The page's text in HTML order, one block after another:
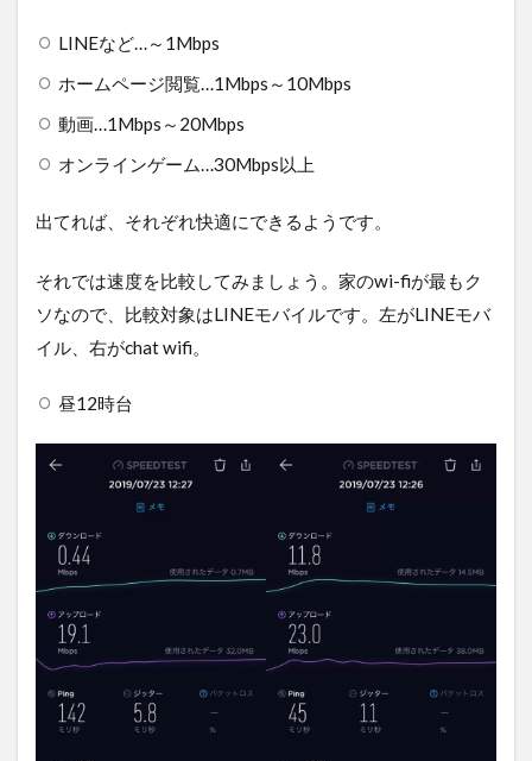
LINEなど…～1Mbps
ホームページ閲覧…1Mbps～10Mbps
動画…1Mbps～20Mbps
オンラインゲーム…30Mbps以上
出てれば、それぞれ快適にできるようです。
それでは速度を比較してみましょう。家のwi-fiが最もク
ソなので、比較対象はLINEモバイルです。左がLINEモバ
イル、右がchat wifi。
昼12時台